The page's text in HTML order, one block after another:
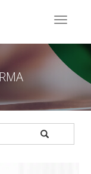
APPLY